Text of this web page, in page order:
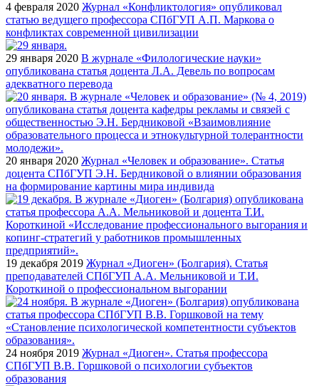
4 февраля 2020 Журнал «Конфликтология» опубликовал
статью ведущего профессора СПбГУП А.П. Маркова о
конфликтах современной цивилизации
29 января 2020 В журнале «Филологические науки»
опубликована статья доцента Л.А. Девель по вопросам
адекватного перевода
20 января 2020 Журнал «Человек и образование». Статья
доцента СПбГУП Э.Н. Бердниковой о влиянии образования
на формирование картины мира индивида
19 декабря 2019 Журнал «Диоген» (Болгария). Статья
преподавателей СПбГУП А.А. Мельниковой и Т.И.
Короткиной о профессиональном выгорании
24 ноября 2019 Журнал «Диоген». Статья профессора
СПбГУП В.В. Горшковой о психологии субъектов
образования